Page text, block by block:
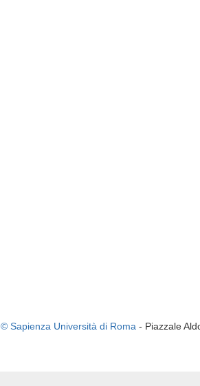
© Sapienza Università di Roma - Piazzale